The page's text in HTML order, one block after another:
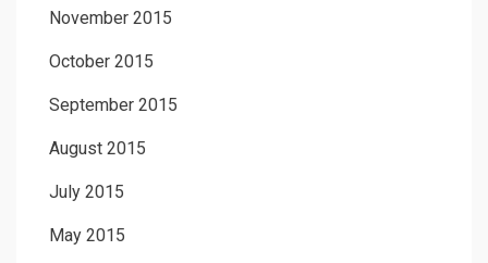
November 2015
October 2015
September 2015
August 2015
July 2015
May 2015